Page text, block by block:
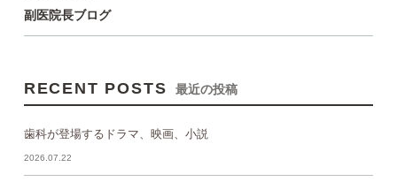
副医院長ブログ
RECENT POSTS 最近の投稿
歯科が登場するドラマ、映画、小説
2026.07.22